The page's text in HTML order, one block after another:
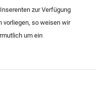
zur Verfügung
vorliegen, so weisen wir
um ein